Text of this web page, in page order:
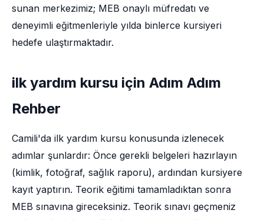
sunan merkezimiz; MEB onaylı müfredatı ve
deneyimli eğitmenleriyle yılda binlerce kursiyeri
hedefe ulaştırmaktadır.
ilk yardım kursu için Adım Adım
Rehber
Camili'da ilk yardım kursu konusunda izlenecek
adımlar şunlardır: Önce gerekli belgeleri hazırlayın
(kimlik, fotoğraf, sağlık raporu), ardından kursiyere
kayıt yaptırın. Teorik eğitimi tamamladıktan sonra
MEB sınavına gireceksiniz. Teorik sınavı geçmeniz